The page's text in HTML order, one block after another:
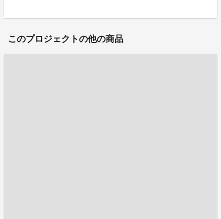
このプロジェクトの他の商品